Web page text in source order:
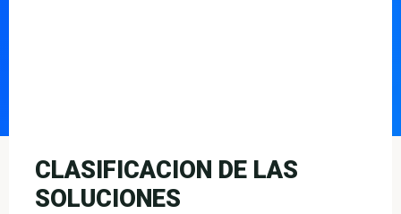
CLASIFICACION DE LAS
SOLUCIONES